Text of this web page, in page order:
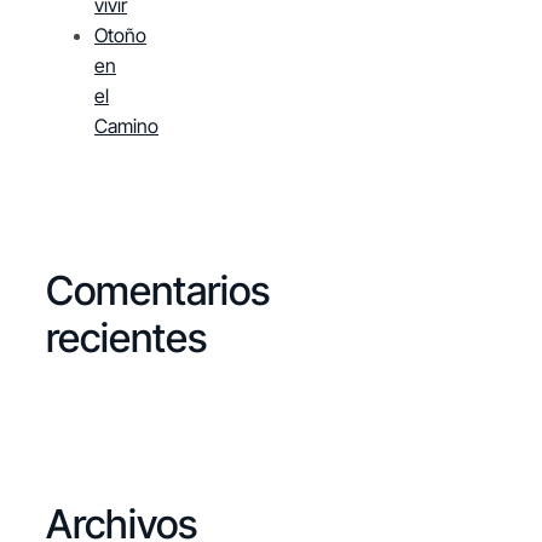
vivir
Otoño
en
el
Camino
Comentarios
recientes
Archivos